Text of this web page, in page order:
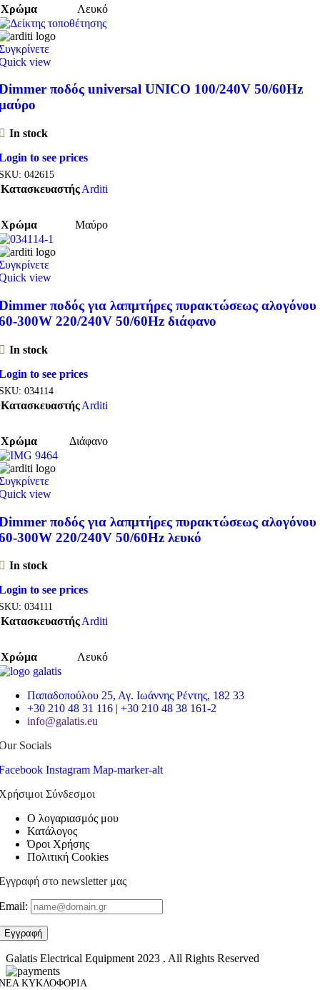
Χρώμα Λευκό
view
ποδός universal UNICO 100/240V 50/60Hz
In stock
to see prices
042615
ΚατασκευαστήςArditi
Χρώμα Μαύρο
view
ποδός για λαπμτήρες πυρακτώσεως αλογόνου
300W 220/240V 50/60Hz διάφανο
In stock
to see prices
034114
ΚατασκευαστήςArditi
Χρώμα Διάφανο
view
ποδός για λαπμτήρες πυρακτώσεως αλογόνου
300W 220/240V 50/60Hz λευκό
In stock
to see prices
034111
ΚατασκευαστήςArditi
Χρώμα Λευκό
Παπαδοπούλου 25, Αγ. Ιωάννης Ρέντης, 182 33
+30 210 48 31 116 | +30 210 48 38 161-2
info@galatis.eu
Socials
Instagram Map-marker-alt
Σύνδεσμοι
Ο λογαριασμός μου
Κατάλογος
Όροι Χρήσης
Πολιτική Cookies
στο newsletter μας
Galatis Electrical Equipment2023 . All Rights Reserved
ΚΥΚΛΟΦΟΡΙΑ